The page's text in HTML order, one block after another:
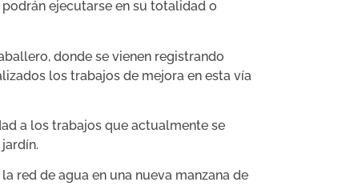
ejecutarse en su totalidad o
donde se vienen registrando
los trabajos de mejora en esta vía
a los trabajos que actualmente se
red de agua en una nueva manzana de